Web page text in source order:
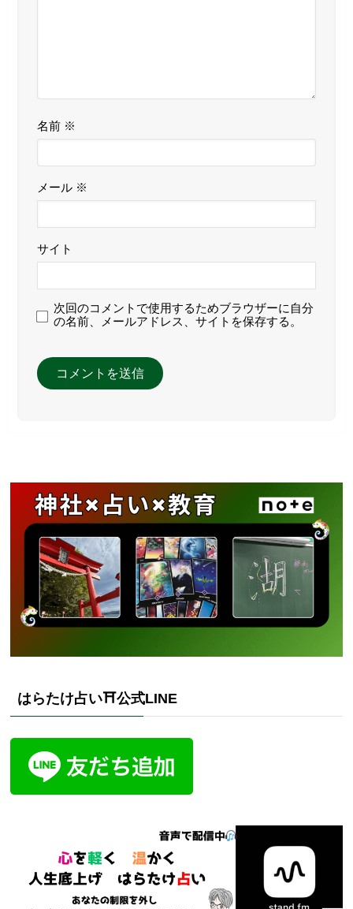
名前 ※
メール ※
サイト
次回のコメントで使用するためブラウザーに自分
の名前、メールアドレス、サイトを保存する。
はらたけ占い⛩️公式LINE